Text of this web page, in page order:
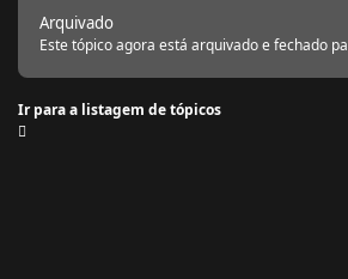
Arquivado
Este tópico agora está arquivado e fechado
Ir para a listagem de tópicos